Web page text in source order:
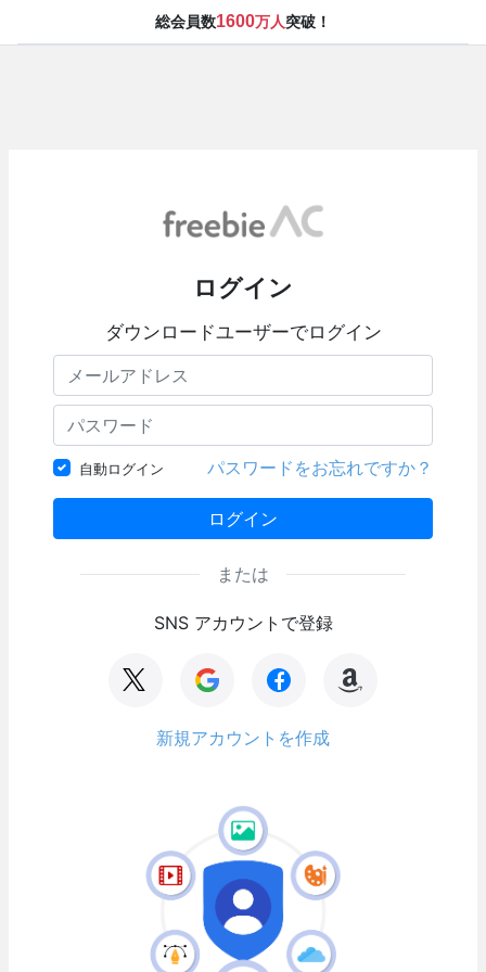
総会員数1600万人突破！
ログイン
ダウンロードユーザーでログイン
自動ログイン パスワードをお忘れですか？
ログイン
または
SNS アカウントで登録
新規アカウントを作成